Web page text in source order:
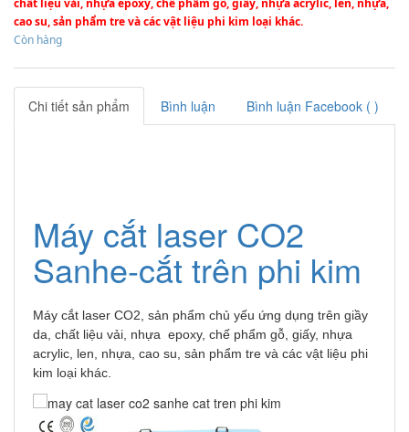
chất liệu vải, nhựa epoxy, chế phẩm gỗ, giấy, nhựa acrylic, len, nhựa,
cao su, sản phẩm tre và các vật liệu phi kim loại khác.
Còn hàng
Chi tiết sản phẩm Bình luận Bình luận Facebook ( )
Máy cắt laser CO2
Sanhe-cắt trên phi kim
Máy cắt laser CO2, sản phẩm chủ yếu ứng dụng trên giầy
da, chất liệu vải, nhựa epoxy, chế phẩm gỗ, giấy, nhựa
acrylic, len, nhựa, cao su, sản phẩm tre và các vật liệu phi
kim loại khác.